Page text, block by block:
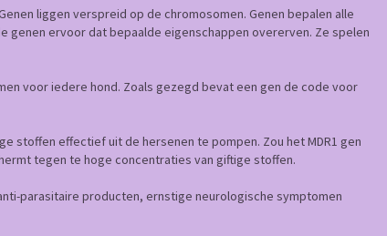
liggen verspreid op de chromosomen. Genen bepalen alle
genen ervoor dat bepaalde eigenschappen overerven. Ze spelen
voor iedere hond. Zoals gezegd bevat een gen de code voor
stoffen effectief uit de hersenen te pompen. Zou het MDR1 gen
tegen te hoge concentraties van giftige stoffen.
parasitaire producten, ernstige neurologische symptomen